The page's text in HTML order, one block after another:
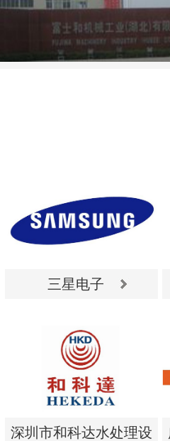
三星电子
三星电子
深圳市和科达水处理设